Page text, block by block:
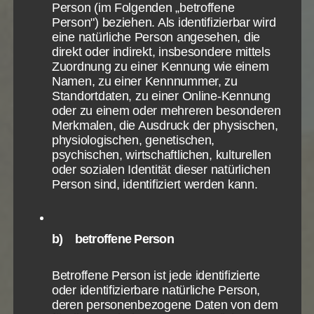
Neuen Testament einzeln zuzuwenden. Was sagt
der Autor in diesem einen Buch über den möglichen
Sieg Gottes im Leben der Gläubigen?
Und die Lehre eines Schreibers wird noch deutlicher,
wenn wir uns alle seine Briefe an die gleiche
Gemeinde ansehen. Das lehrte der Apostel diese
Gemeinde. Und alle Werke eines Schreibers
zusammen betrachtet zeigen dann noch viel
deutlicher, was jener Schreiber lehrte.
Die Entwicklung vom Kleinen zum großen Ganzen
in seiner einzelnen Schrift so nie gemeint hat.
Daher gehe ich bei der Untersuchung des Neuen
Testamentes in dieser aufsteigenden Reihenfolge
Anbieter
Google LLC
Zweck
Cookie von Google für Website-
Analysen. Erzeugt statistische Daten
darüber, wie der Besucher die Website
nutzt.
Cookie Name
_ga,_gid
Cookie Laufzeit
2 Jahre
Infos schließen
Person (im Folgenden „betroffene
Person") beziehen. Als identifizierbar wird
eine natürliche Person angesehen, die
direkt oder indirekt, insbesondere mittels
Zuordnung zu einer Kennung wie einem
Namen, zu einer Kennnummer, zu
Standortdaten, zu einer Online-Kennung
oder zu einem oder mehreren besonderen
Merkmalen, die Ausdruck der physischen,
physiologischen, genetischen,
psychischen, wirtschaftlichen, kulturellen
oder sozialen Identität dieser natürlichen
Person sind, identifiziert werden kann.
b) betroffene Person
Betroffene Person ist jede identifizierte
oder identifizierbare natürliche Person,
deren personenbezogene Daten von dem